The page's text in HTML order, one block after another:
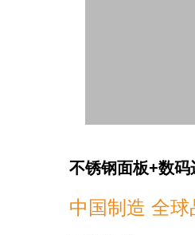
不锈钢面板+数
中国制造 全